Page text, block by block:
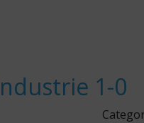
1-0